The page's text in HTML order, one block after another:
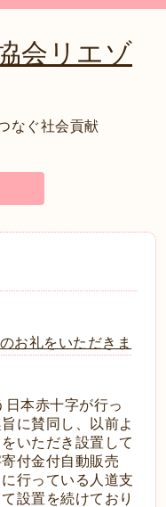
会リエゾ
なぐ社会貢献
お礼をいただきま
日本赤十字が行っ
に賛同し、以前よ
いただき設置して
付金付自動販売
行っている人道支
設置を続けており